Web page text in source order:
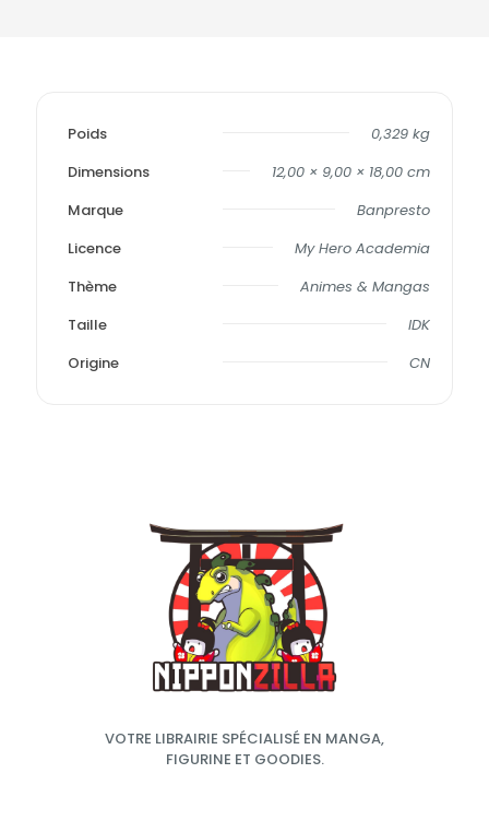
Poids
0,329 kg
Dimensions
12,00 × 9,00 × 18,00 cm
Marque
Banpresto
Licence
My Hero Academia
Thème
Animes & Mangas
Taille
IDK
Origine
CN
VOTRE LIBRAIRIE SPÉCIALISÉ EN MANGA,
FIGURINE ET GOODIES.